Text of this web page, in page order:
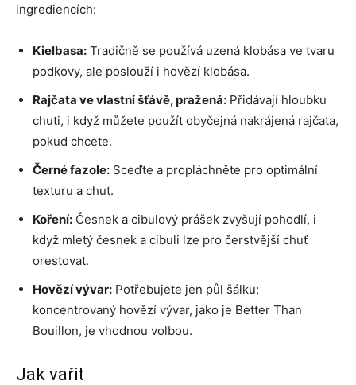
ingrediencích:
Kielbasa: Tradičně se používá uzená klobása ve tvaru
podkovy, ale poslouží i hovězí klobása.
Rajčata ve vlastní šťávě, pražená: Přidávají hloubku
chuti, i když můžete použít obyčejná nakrájená rajčata,
pokud chcete.
Černé fazole: Sceďte a propláchněte pro optimální
texturu a chuť.
Koření: Česnek a cibulový prášek zvyšují pohodlí, i
když mletý česnek a cibuli lze pro čerstvější chuť
orestovat.
Hovězí vývar: Potřebujete jen půl šálku;
koncentrovaný hovězí vývar, jako je Better Than
Bouillon, je vhodnou volbou.
Jak vařit